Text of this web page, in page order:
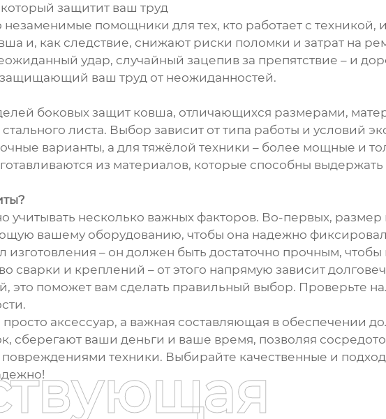
защитит ваш труд
незаменимые помощники для тех, кто работает с
и, как следствие, снижают риски поломки и затрат на
удар, случайный зацепив за препятствие – и
ваш труд от неожиданностей.
боковых защит ковша, отличающихся размерами,
листа. Выбор зависит от типа работы и условий
варианты, а для тяжёлой техники – более мощные и
из материалов, которые способны выдержать
несколько важных факторов. Во-первых, размер
вашему оборудованию, чтобы она надежно
изготовления – он должен быть достаточно прочным,
сварки и креплений – от этого напрямую зависит
это поможет вам сделать правильный выбор. Проверьте
аксессуар, а важная составляющая в обеспечении
ваши деньги и ваше время, позволяя
техники. Выбирайте качественные и